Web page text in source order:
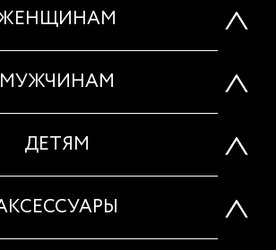
МУЖЧИНАМ
ДЕТЯМ